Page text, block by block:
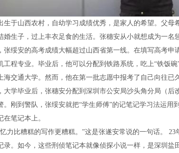
生于山西农村，自幼学习成绩优秀，是家人的希望。父母
婚生子，过上丰衣足食的生活。张穗安从小就想成为一名
张绥安的高考成绩大幅超过山西省第一线。在填写高考申
工程专业。毕业后，他可以分配到铁路系统，吃上“铁饭
海交通大学。然而，他在第一批志愿中报考了自己向往已
大学毕业后，张穗安分配到深圳市公安局沙头角分局（
。刚到警队，张绥安就把“学生师傅”的记笔记学习法运用
在笔记本上。
力比糟糕的写作更糟糕。”这是张遂安常说的一句话。
录。如今，这些刑侦笔记本就像侦探小说一样，是深圳盐